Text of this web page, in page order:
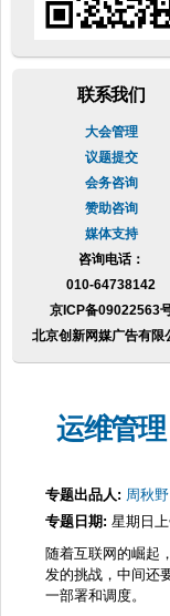
联系我们
大会管理
议题提交
会务咨询
赞助咨询
媒体支持
咨询电话：
010-64738142
京ICP备09022563
北京创新网媒广告有限
运维管理
专题出品人: 周秋野
专题日期: 星期日
随着互联网的崛起
发的挑战，中间还
一部署和调度。